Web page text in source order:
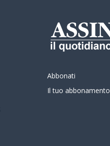
Abbonati
Il tuo abbonamento